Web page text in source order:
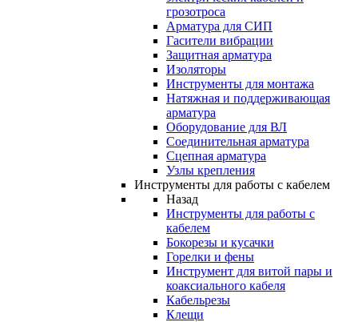
грозотроса
Арматура для СИП
Гасители вибрации
Защитная арматура
Изоляторы
Инструменты для монтажа
Натяжная и поддерживающая
арматура
Оборудование для ВЛ
Соединительная арматура
Сцепная арматура
Узлы крепления
Инструменты для работы с кабелем
Назад
Инструменты для работы с
кабелем
Бокорезы и кусачки
Горелки и фены
Инструмент для витой пары и
коаксиального кабеля
Кабельрезы
Клещи